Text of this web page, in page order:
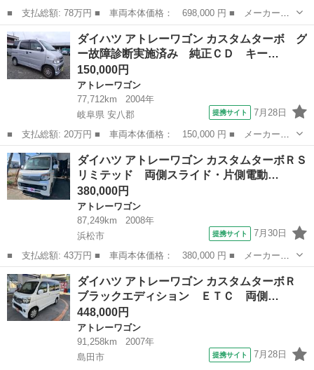
■ 支払総額: 78万円 ■ 車両本体価格： 698,000 円 ■ メーカー
名： ダイハツ ■ 車種名： アトレーワゴン ■ グレード名： カ
スタムターボＲＳ ナビＴＶ Ｂｌｕｅｔｏｏｔｈ ＥＴＣ 左電動
スライドドア Ｈ...
静岡 御殿場市 アトレーワゴン
ダイハツ アトレーワゴン カスタムターボ グ
ー故障診断実施済み 純正ＣＤ キー…
150,000円
アトレーワゴン
77,712km
2004年
岐阜県 安八郡
提携サイト 7月28日
■ 支払総額: 20万円 ■ 車両本体価格： 150,000 円 ■ メーカー
名： ダイハツ ■ 車種名： アトレーワゴン ■ グレード名： カ
スタムターボ グー故障診断実施済み 純正ＣＤ キーレス ■ 排気
量： 660c...
岐阜 安八郡 アトレーワゴン
ダイハツ アトレーワゴン カスタムターボＲＳ
リミテッド 両側スライド・片側電動…
380,000円
アトレーワゴン
87,249km
2008年
浜松市
提携サイト 7月30日
■ 支払総額: 43万円 ■ 車両本体価格： 380,000 円 ■ メーカー
名： ダイハツ ■ 車種名： アトレーワゴン ■ グレード名： カ
スタムターボＲＳリミテッド 両側スライド・片側電動 ＨＩＤ キ
ーレスエントリー...
静岡 浜松市 アトレーワゴン
ダイハツ アトレーワゴン カスタムターボＲ
ブラックエディション ＥＴＣ 両側…
448,000円
アトレーワゴン
91,258km
2007年
島田市
提携サイト 7月28日